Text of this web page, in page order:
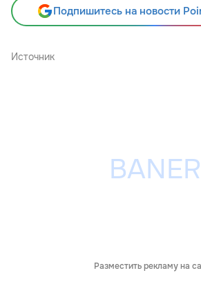
Подпишитесь на новости
Источник
Разместить рекламу на